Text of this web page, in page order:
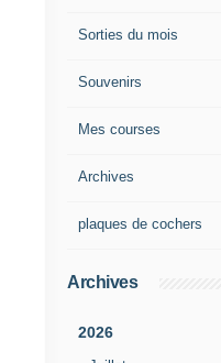
Sorties du mois
Souvenirs
Mes courses
Archives
plaques de cochers
Archives
2026